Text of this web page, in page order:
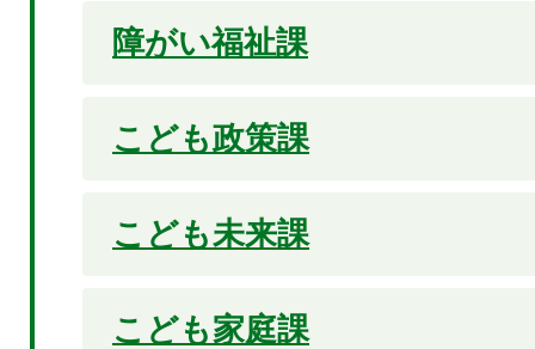
障がい福祉課
こども政策課
こども未来課
こども家庭課